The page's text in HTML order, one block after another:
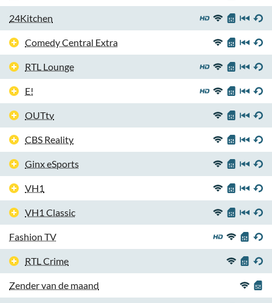
24Kitchen
Comedy Central Extra
RTL Lounge
E!
OUTtv
CBS Reality
Ginx eSports
VH1
VH1 Classic
Fashion TV
RTL Crime
Zender van de maand